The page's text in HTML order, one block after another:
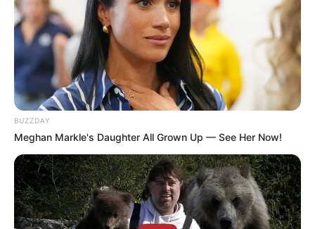
kata ini akan membantu kamu dalam melewati masa-masa galau
dan membuatmu bersemangat kembali.
TAGS KATA GALAU KUTIPAN FILM QUOTES
BUZZDAY
Meghan Markle's Daughter All Grown Up — See Her Now!